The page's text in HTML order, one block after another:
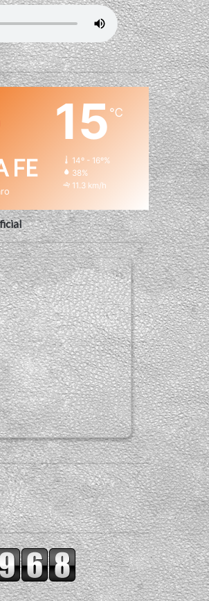
FE
15℃
14º - 16º%
38%
11.3 km/h